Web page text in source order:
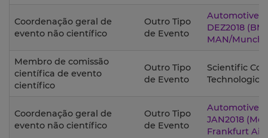
Coordenação geral de
evento não científico
Outro Tipo
de Evento
Automotive
DEZ2018
MAN/
Membro de comissão
científica de evento
científico
Outro Tipo
de Evento
Scientific
Coordenação geral de
evento não científico
Outro Tipo
de Evento
Automotive
JAN2018
Frankfurt